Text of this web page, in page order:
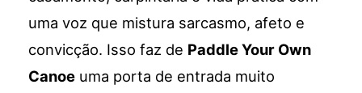
uma voz que mistura sarcasmo, afeto e
convicção. Isso faz de Paddle Your Own
Canoe uma porta de entrada muito